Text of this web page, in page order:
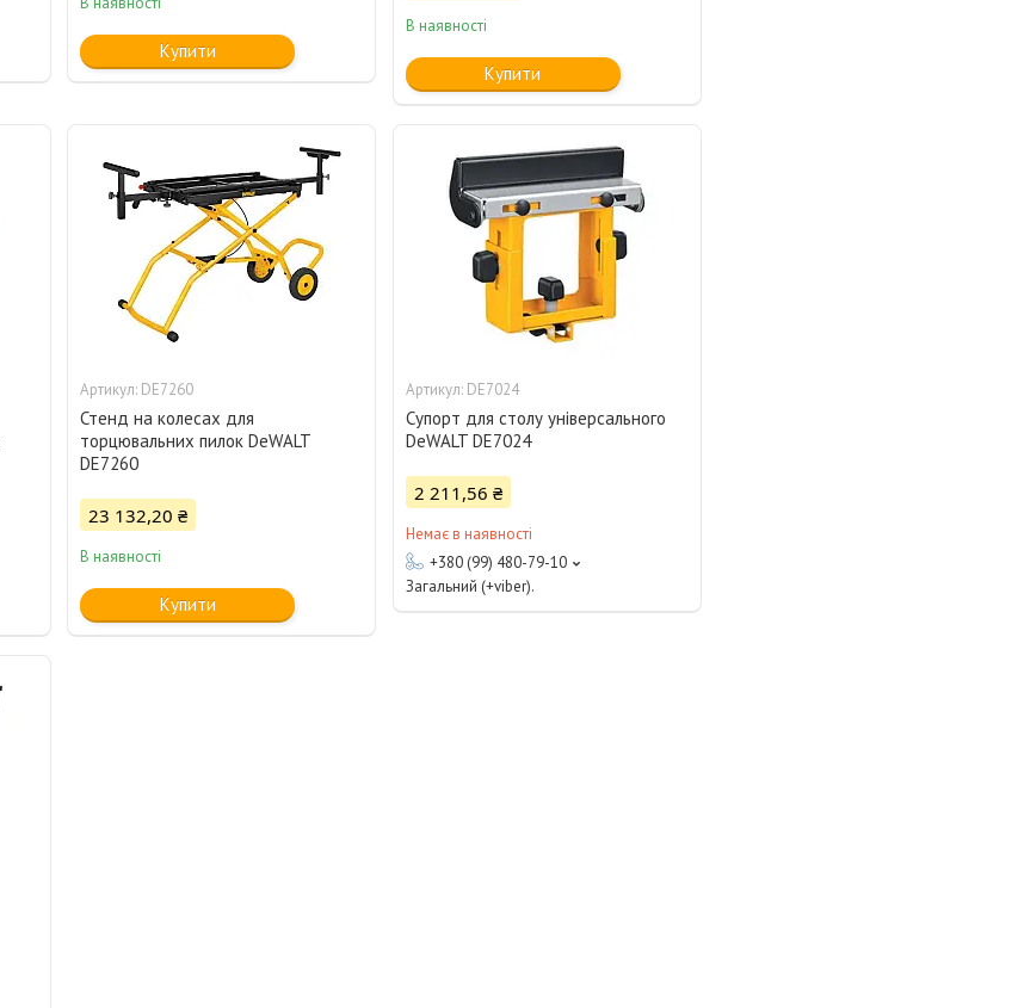
Купити
В наявності
Купити
DE7260
Стенд на колесах для
торцювальних пилок DeWALT
DE7260
23 132,20 ₴
В наявності
Купити
DE7024
Супорт для столу універсального
DeWALT DE7024
2 211,56 ₴
Немає в наявності
+380 (99) 480-79-10
Загальний (+viber).